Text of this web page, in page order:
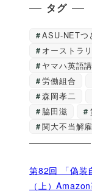
タグ
ASU-NETつ
オーストラ
ヤマハ英語
労働組合
森岡孝二
脇田滋
関大不当解
第82回 「偽装
（上）